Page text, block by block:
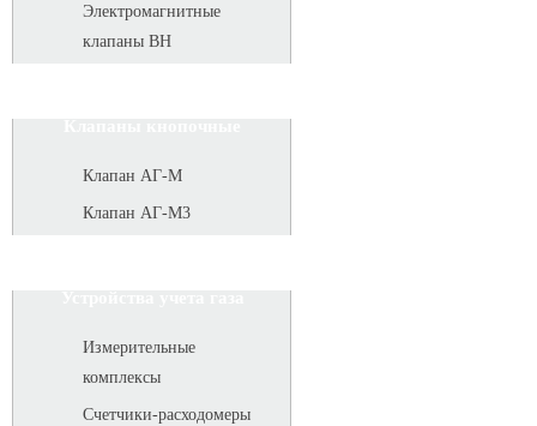
Электромагнитные
клапаны ВН
Клапан АГ-М
Клапан АГ-М3
Измерительные
комплексы
Счетчики-расходомеры